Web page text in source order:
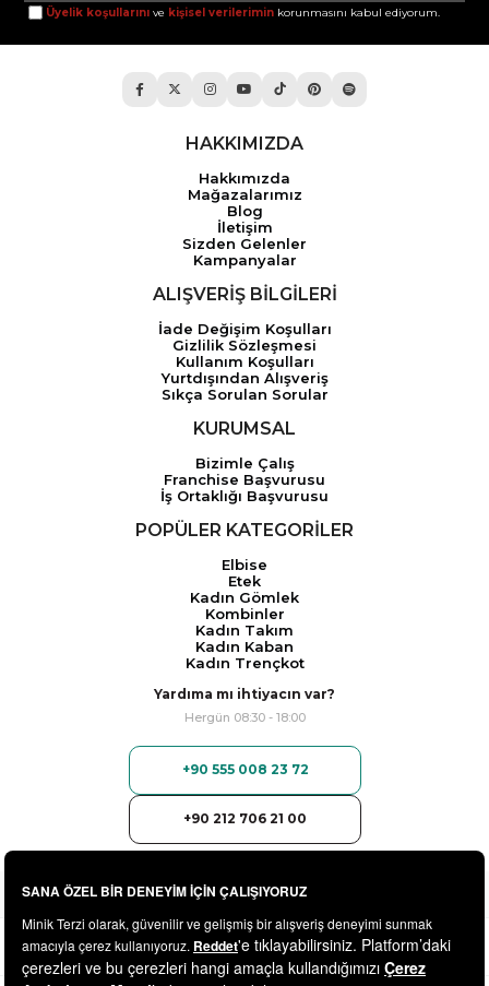
Üyelik koşullarını ve kişisel verilerimin korunmasını kabul ediyorum.
HAKKIMIZDA
Hakkımızda
Mağazalarımız
Blog
İletişim
Sizden Gelenler
Kampanyalar
ALIŞVERİŞ BİLGİLERİ
İade Değişim Koşulları
Gizlilik Sözleşmesi
Kullanım Koşulları
Yurtdışından Alışveriş
Sıkça Sorulan Sorular
KURUMSAL
Bizimle Çalış
Franchise Başvurusu
İş Ortaklığı Başvurusu
POPÜLER KATEGORİLER
Elbise
Etek
Kadın Gömlek
Kombinler
Kadın Takım
Kadın Kaban
Kadın Trençkot
Yardıma mı ihtiyacın var?
Hergün 08:30 - 18:00
+90 555 008 23 72
+90 212 706 21 00
© 2025minikterzi.com - Tüm Hakları Saklıdır.